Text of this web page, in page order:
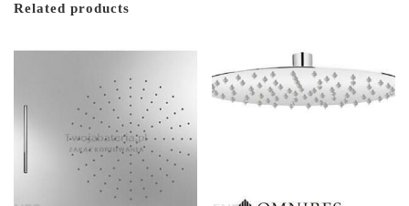
Related products